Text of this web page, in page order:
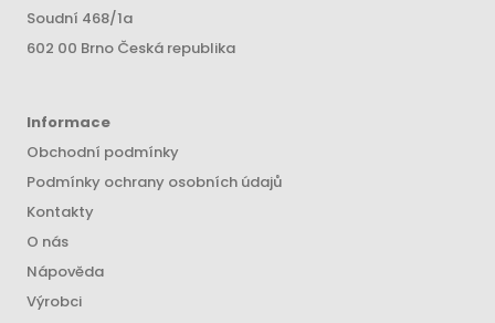
Soudní 468/1a
602 00 Brno Česká republika
Informace
Obchodní podmínky
Podmínky ochrany osobních údajů
Kontakty
O nás
Nápověda
Výrobci